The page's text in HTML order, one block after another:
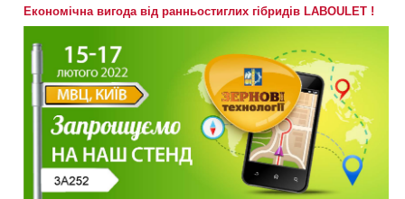
Економічна вигода від ранньостиглих гібридів LABOULET !